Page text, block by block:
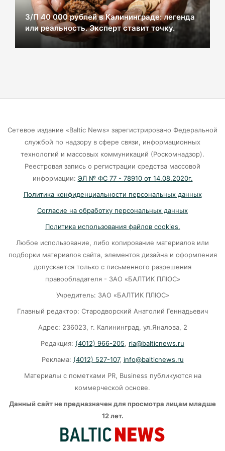
В Калининграде из-за ямочного ремонта на К.
Маркса гибнут липы
подталкивает к депрессии
Калининград и Москва объединяются ради
07-08-2026
Убийцу участника СВО в Балтийске посадили
В Калининграде «КамАЗ» сбил скутериста
07-08-2026
Губернатор объяснил, откуда берутся пустые
колонки на заправках в Калининграде
06-08-2026
«Губернатор против ям»: Беспрозванных
требует перекроить график ремонта дорог
06-08-2026
Литва ждёт атак украинских дронов
З/П 40 000 рублей в Калининграде: легенда
или реальность. Эксперт ставит точку.
Сетевое издание «Baltic News» зарегистрировано Федеральной
службой по надзору в сфере связи, информационных
технологий и массовых коммуникаций (Роскомнадзор).
Реестровая запись о регистрации средства массовой
информации: ЭЛ № ФС 77 - 78910 от 14.08.2020г.
Политика конфиденциальности персональных данных
Согласие на обработку персональных данных
Политика использования файлов cookies.
Любое использование, либо копирование материалов или
подборки материалов сайта, элементов дизайна и оформления
допускается только с письменного разрешения
правообладателя - ЗАО «БАЛТИК ПЛЮС»
Учредитель: ЗАО «БАЛТИК ПЛЮС»
Главный редактор: Стародворский Анатолий Геннадьевич
Адрес: 236023, г. Калининград, ул.Яналова, 2
Редакция: (4012) 966-205, ria@balticnews.ru
Реклама: (4012) 527-107, info@balticnews.ru
Материалы с пометками PR, Business публикуются на
коммерческой основе.
Данный сайт не предназначен для просмотра лицам младше
12 лет.